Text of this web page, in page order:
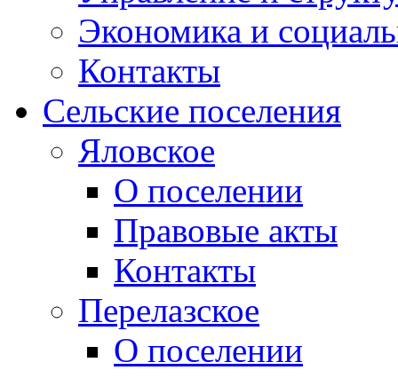
Экономика и
Контакты
Сельские поселения
Яловское
О поселении
Правовые акты
Контакты
Перелазское
О поселении